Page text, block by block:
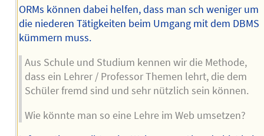
ORMs können dabei helfen, dass man sch weniger um
die niederen Tätigkeiten beim Umgang mit dem DBMS
kümmern muss.
Aus Schule und Studium kennen wir die Methode,
dass ein Lehrer / Professor Themen lehrt, die dem
Schüler fremd sind und sehr nützlich sein können.
Wie könnte man so eine Lehre im Web umsetzen?